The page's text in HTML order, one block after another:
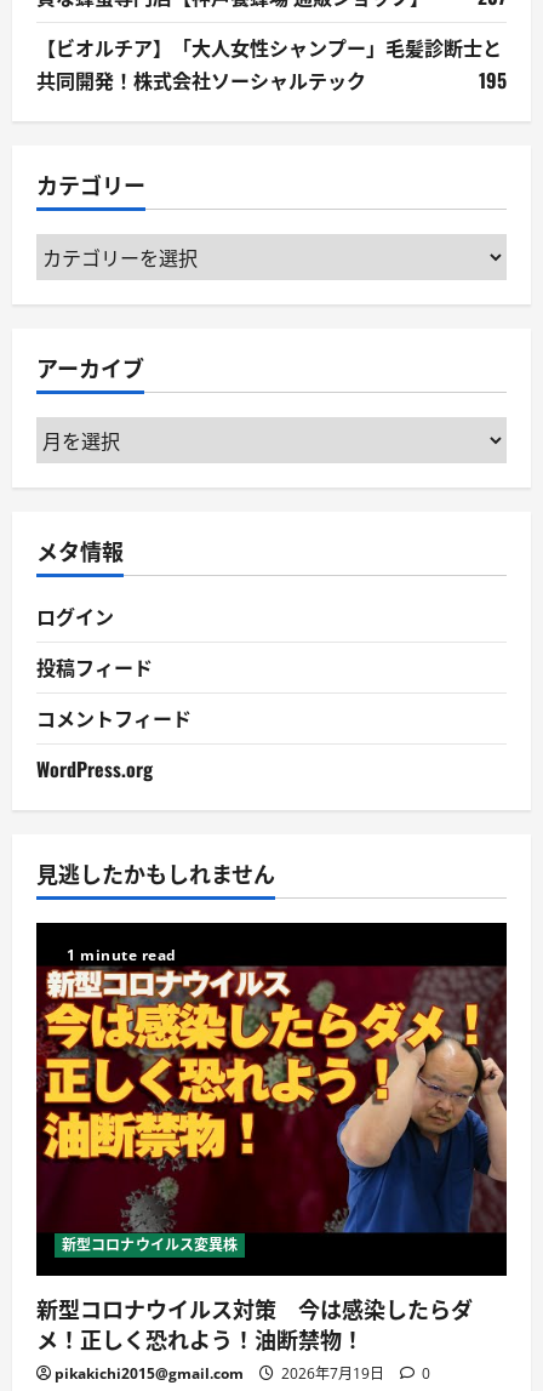
【ビオルチア】「大人女性シャンプー」毛髪診断士と
共同開発！株式会社ソーシャルテック
195
カテゴリー
カ
テ
ー
アーカイブ
ア
ー
ブ
メタ情報
ログイン
投稿フィード
コメントフィード
WordPress.org
見逃したかもしれません
1 minute read
新型コロナウイルス変異株
新型コロナウイルス対策 今は感染したらダ
メ！正しく恐れよう！油断禁物！
pikakichi2015@gmail.com 2026年7月19日 0